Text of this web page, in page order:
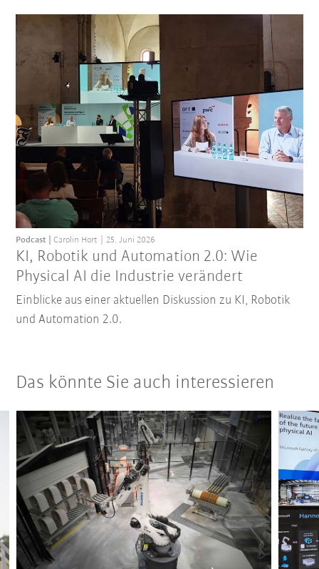
KI, Robotik und Automation 2.0: Wie
Physical AI die Industrie verändert
Podcast Carolin Hort 25. Juni 2026
Einblicke aus einer aktuellen Diskussion zu KI, Robotik
und Automation 2.0.
Das könnte Sie auch interessieren